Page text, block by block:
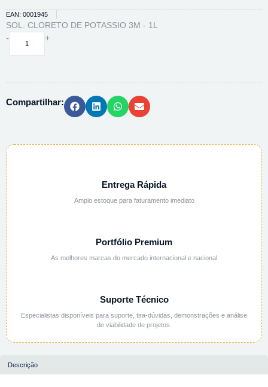
EAN: 0001945
SOL. CLORETO DE POTASSIO 3M - 1L
-
SOL.
-
+
Compartilhar:
Entrega Rápida
Amplo estoque para faturamento imediato
Portfólio Premium
As melhores marcas do mercado internacional e nacional
Suporte Técnico
Especialistas disponíveis para suporte, tira-dúvidas, demonstrações e análise
de viabilidade de projetos.
Descrição